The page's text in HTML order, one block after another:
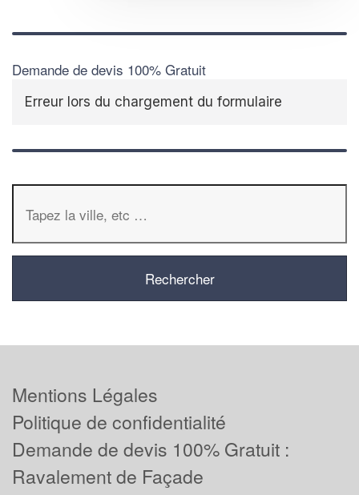
Demande de devis 100% Gratuit
Erreur lors du chargement du formulaire
Mentions Légales
Politique de confidentialité
Demande de devis 100% Gratuit :
Ravalement de Façade